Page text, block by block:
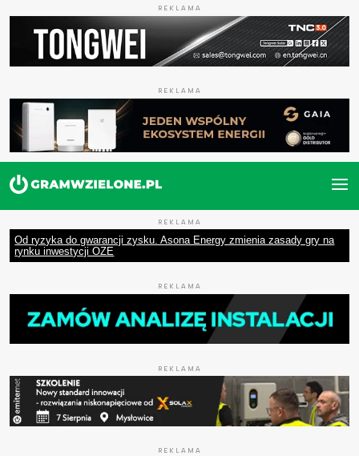
REKLAMA
REKLAMA
REKLAMA
Od ryzyka do gwarancji zysku. Asona Energy zmienia zasady gry na
rynku inwestycji OZE
REKLAMA
REKLAMA
REKLAMA